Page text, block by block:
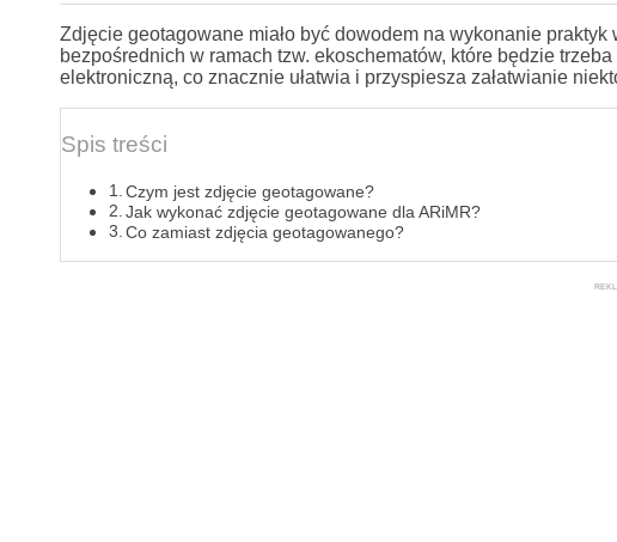
Zdjęcie geotagowane miało być dowodem na wykonanie
bezpośrednich w ramach tzw. ekoschematów, które będzie
elektroniczną, co znacznie ułatwia i przyspiesza załatwianie
Spis treści
Czym jest zdjęcie geotagowane?
Jak wykonać zdjęcie geotagowane dla ARiMR?
Co zamiast zdjęcia geotagowanego?